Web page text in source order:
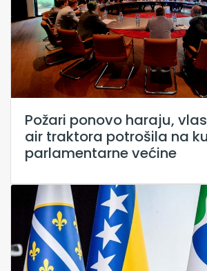
Požari ponovo haraju,
air traktora potrošila na
parlamentarne većine